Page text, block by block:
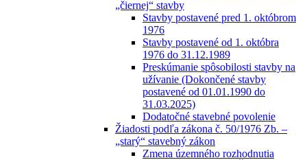
„čiernej“ stavby
Stavby postavené pred 1. októbrom
1976
Stavby postavené od 1. októbra
1976 do 31.12.1989
Preskúmanie spôsobilosti stavby na
užívanie (Dokončené stavby
postavené od 01.01.1990 do
31.03.2025)
Dodatočné stavebné povolenie
Žiadosti podľa zákona č. 50/1976 Zb. –
„starý“ stavebný zákon
Zmena územného rozhodnutia